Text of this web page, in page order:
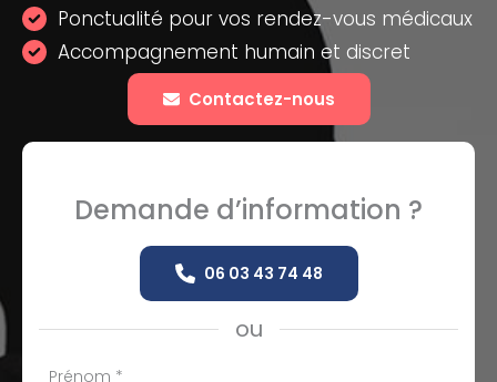
Ponctualité pour vos rendez-vous médicaux
Accompagnement humain et discret
Contactez-nous
Demande d’information ?
06 03 43 74 48
ou
Formulaire
Prénom *